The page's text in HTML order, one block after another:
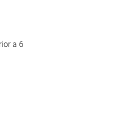
a 6